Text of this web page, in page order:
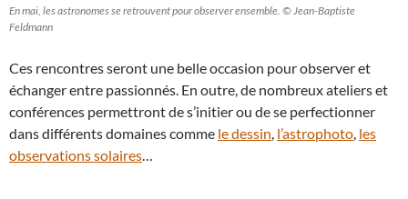
En mai, les astronomes se retrouvent pour observer ensemble. © Jean-Baptiste
Feldmann
Ces rencontres seront une belle occasion pour observer et
échanger entre passionnés. En outre, de nombreux ateliers et
conférences permettront de s’initier ou de se perfectionner
dans différents domaines comme le dessin, l’astrophoto, les
observations solaires…